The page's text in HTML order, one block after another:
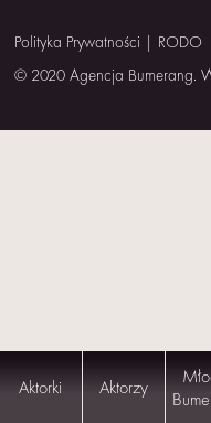
Aktorki Aktorzy
Polityka Prywatności | RODO
© 2020 Agencja Bumerang.